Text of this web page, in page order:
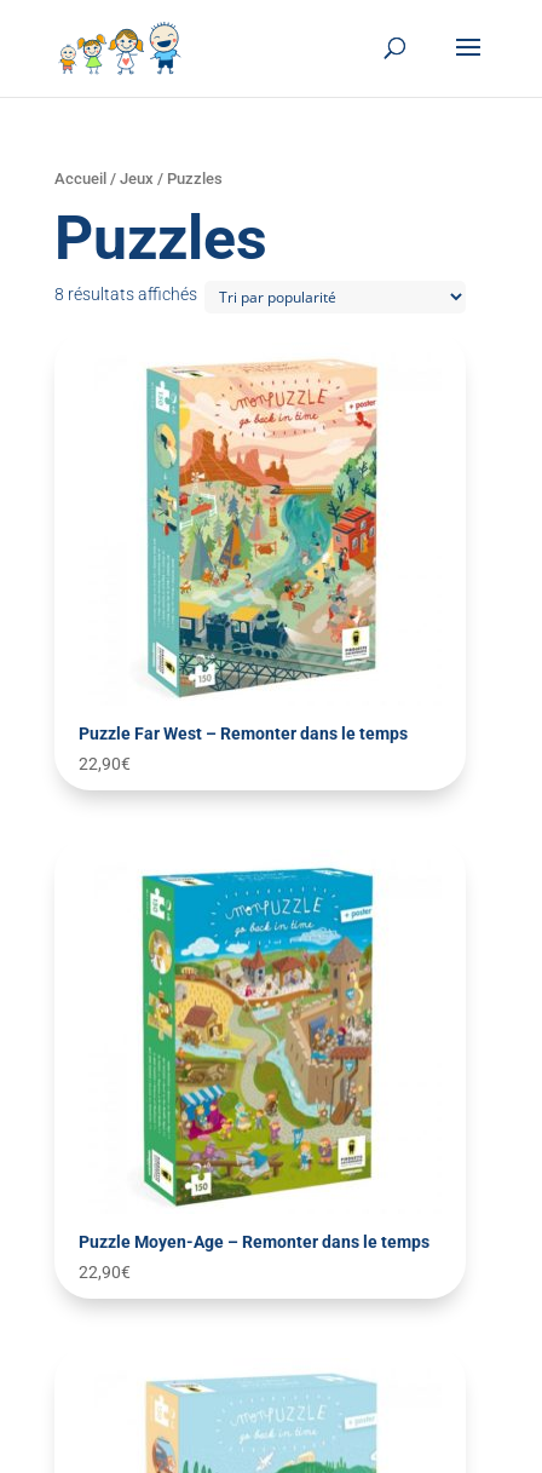
Accueil / Jeux / Puzzles
Puzzles
8 résultats affichés
Puzzle Far West – Remonter dans le temps
22,90€
Puzzle Moyen-Age – Remonter dans le temps
22,90€